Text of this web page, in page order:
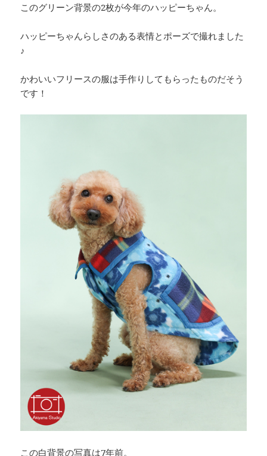
このグリーン背景の2枚が今年のハッピーちゃん。
ハッピーちゃんらしさのある表情とポーズで撮れました
♪
かわいいフリースの服は手作りしてもらったものだそう
です！
この白背景の写真は7年前。